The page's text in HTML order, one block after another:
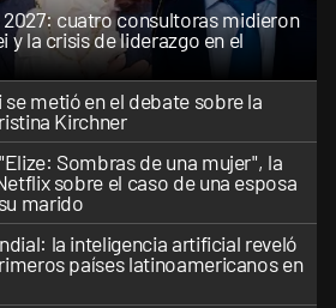
cuatro consultoras midieron
y la crisis de liderazgo en el
metió en el debate sobre la
Kirchner
Sombras de una mujer", la
sobre el caso de una esposa
marido
la inteligencia artificial reveló
países latinoamericanos en